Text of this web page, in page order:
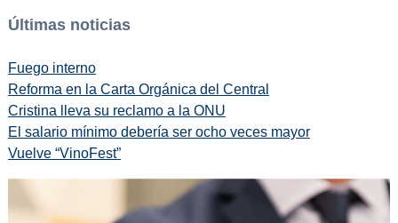
Últimas noticias
Fuego interno
Reforma en la Carta Orgánica del Central
Cristina lleva su reclamo a la ONU
El salario mínimo debería ser ocho veces mayor
Vuelve “VinoFest”